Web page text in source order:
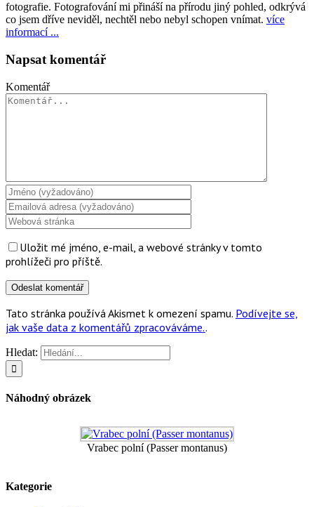
fotografie. Fotografování mi přináší na přírodu jiný pohled, odkrývá
co jsem dříve neviděl, nechtěl nebo nebyl schopen vnímat. více
informací ...
Napsat komentář
Komentář
Uložit mé jméno, e-mail, a webové stránky v tomto
prohlížeči pro příště.
Tato stránka používá Akismet k omezení spamu. Podívejte se,
jak vaše data z komentářů zpracováváme..
Hledat:
Náhodný obrázek
Vrabec polní (Passer montanus)
Kategorie